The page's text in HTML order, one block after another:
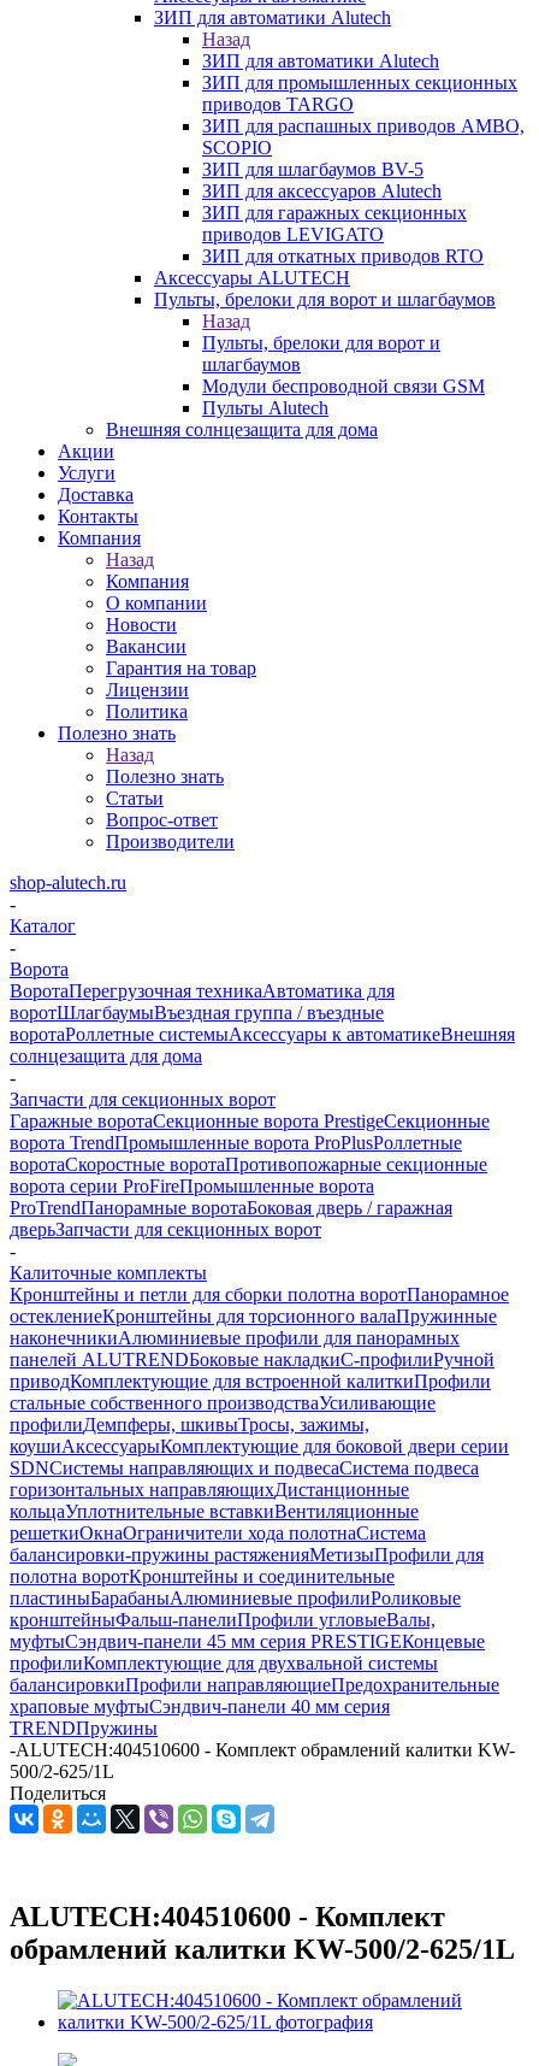
ЗИП для автоматики Alutech
Назад
ЗИП для автоматики Alutech
ЗИП для промышленных секционных
приводов TARGO
ЗИП для распашных приводов AMBO,
SCOPIO
ЗИП для шлагбаумов BV-5
ЗИП для аксессуаров Alutech
ЗИП для гаражных секционных
приводов LEVIGATO
ЗИП для откатных приводов RTO
Аксессуары ALUTECH
Пульты, брелоки для ворот и шлагбаумов
Назад
Пульты, брелоки для ворот и
шлагбаумов
Модули беспроводной связи GSM
Пульты Alutech
Внешняя солнцезащита для дома
Акции
Услуги
Доставка
Контакты
Компания
Назад
Компания
О компании
Новости
Вакансии
Гарантия на товар
Лицензии
Политика
Полезно знать
Назад
Полезно знать
Статьи
Вопрос-ответ
Производители
shop-alutech.ru
-
Каталог
-
Ворота
ВоротаПерегрузочная техникаАвтоматика для
воротШлагбаумыВъездная группа / въездные
воротаРоллетные системыАксессуары к автоматикеВнешняя
солнцезащита для дома
-
Запчасти для секционных ворот
Гаражные воротаСекционные ворота PrestigeСекционные
ворота TrendПромышленные ворота ProPlusРоллетные
воротаСкоростные воротаПротивопожарные секционные
ворота серии ProFireПромышленные ворота
ProTrendПанорамные воротаБоковая дверь / гаражная
дверьЗапчасти для секционных ворот
-
Калиточные комплекты
Кронштейны и петли для сборки полотна воротПанорамное
остеклениеКронштейны для торсионного валаПружинные
наконечникиАлюминиевые профили для панорамных
панелей ALUTRENDБоковые накладкиС-профилиРучной
приводКомплектующие для встроенной калиткиПрофили
стальные собственного производстваУсиливающие
профилиДемпферы, шкивыТросы, зажимы,
коушиАксессуарыКомплектующие для боковой двери серии
SDNСистемы направляющих и подвесаСистема подвеса
горизонтальных направляющихДистанционные
кольцаУплотнительные вставкиВентиляционные
решеткиОкнаОграничители хода полотнаСистема
балансировки-пружины растяженияМетизыПрофили для
полотна воротКронштейны и соединительные
пластиныБарабаныАлюминиевые профилиРоликовые
кронштейныФальш-панелиПрофили угловыеВалы,
муфтыСэндвич-панели 45 мм серия PRESTIGEКонцевые
профилиКомплектующие для двухвальной системы
балансировкиПрофили направляющиеПредохранительные
храповые муфтыСэндвич-панели 40 мм серия
TRENDПружины
-ALUTECH:404510600 - Комплект обрамлений калитки KW-
500/2-625/1L
Поделиться
ALUTECH:404510600 - Комплект
обрамлений калитки KW-500/2-625/1L